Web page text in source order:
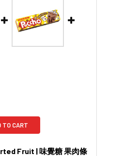
TO CART
Fruit | 味覺糖 果肉條